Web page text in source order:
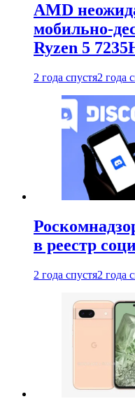
AMD
мобильно-
Ryzen 5
2 года спустя2 года
в реестр
2 года спустя2 года